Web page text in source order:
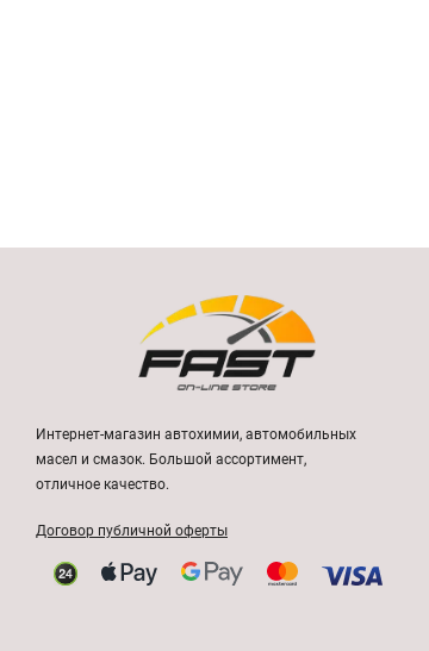
Интернет-магазин автохимии, автомобильных
масел и смазок. Большой ассортимент,
отличное качество.
Договор публичной оферты